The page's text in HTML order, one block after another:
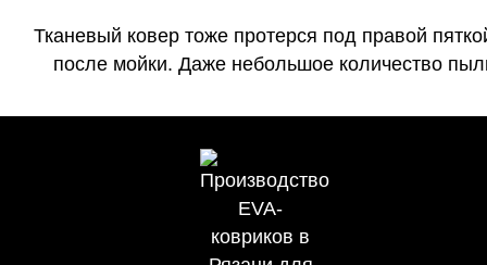
Тканевый ковер тоже протерся под правой
после мойки. Даже небольшое количество